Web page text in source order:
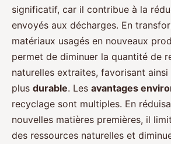
significatif, car il contribue à la
envoyés aux décharges. En
matériaux usagés en nouveaux
permet de diminuer la quantité de
naturelles extraites, favorisant
plus durable. Les avantages
recyclage sont multiples. En
nouvelles matières premières, il
des ressources naturelles et